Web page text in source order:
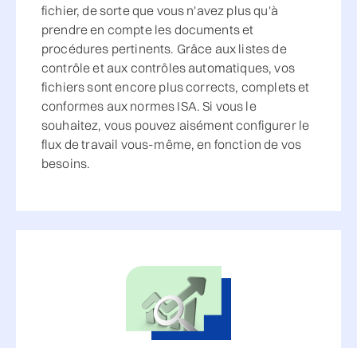
fichier, de sorte que vous n'avez plus qu'à
prendre en compte les documents et
procédures pertinents. Grâce aux listes de
contrôle et aux contrôles automatiques, vos
fichiers sont encore plus corrects, complets et
conformes aux normes ISA. Si vous le
souhaitez, vous pouvez aisément configurer le
flux de travail vous-même, en fonction de vos
besoins.